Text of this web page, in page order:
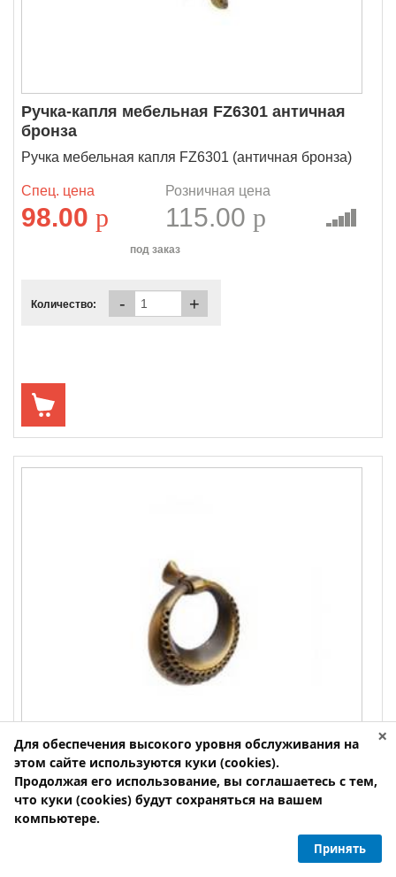
Ручка-капля мебельная FZ6301 античная
бронза
Ручка мебельная капля FZ6301 (античная бронза)
Спец. цена
98.00 p
Розничная цена
115.00 p
под заказ
Количество: - +
Ручка-капля мебельная H003-6125 античная
×
Для обеспечения высокого уровня обслуживания на
этом сайте используются куки (cookies).
Продолжая его использование, вы соглашаетесь с тем,
что куки (cookies) будут сохраняться на вашем
компьютере.
Принять